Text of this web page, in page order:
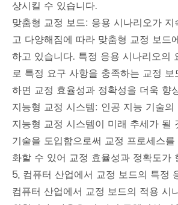
상시킬 수 있습니다.
맞춤형 교정 보드: 응용 시나리오가 지
고 다양해짐에 따라 맞춤형 교정 보드
하고 있습니다. 특정 응용 시나리오의
로 특정 요구 사항을 충족하는 교정
하면 교정 효율성과 정확성을 더욱 향
지능형 교정 시스템: 인공 지능 기술
지능형 교정 시스템이 미래 추세가 될
기술을 도입함으로써 교정 프로세스
화할 수 있어 교정 효율성과 정확도가
5, 컴퓨터 산업에서 교정 보드의 특정
컴퓨터 산업에서 교정 보드의 적용 시